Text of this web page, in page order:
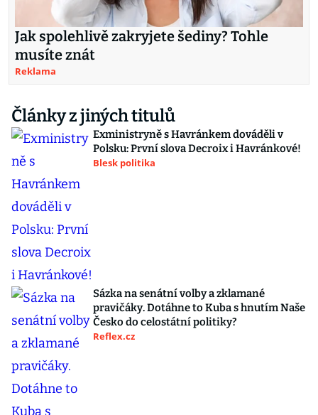
Jak spolehlivě zakryjete šediny? Tohle
musíte znát
Reklama
Články z jiných titulů
Exministryně s Havránkem dováděli v
Polsku: První slova Decroix i Havránkové!
Blesk politika
Sázka na senátní volby a zklamané
pravičáky. Dotáhne to Kuba s hnutím Naše
Česko do celostátní politiky?
Reflex.cz